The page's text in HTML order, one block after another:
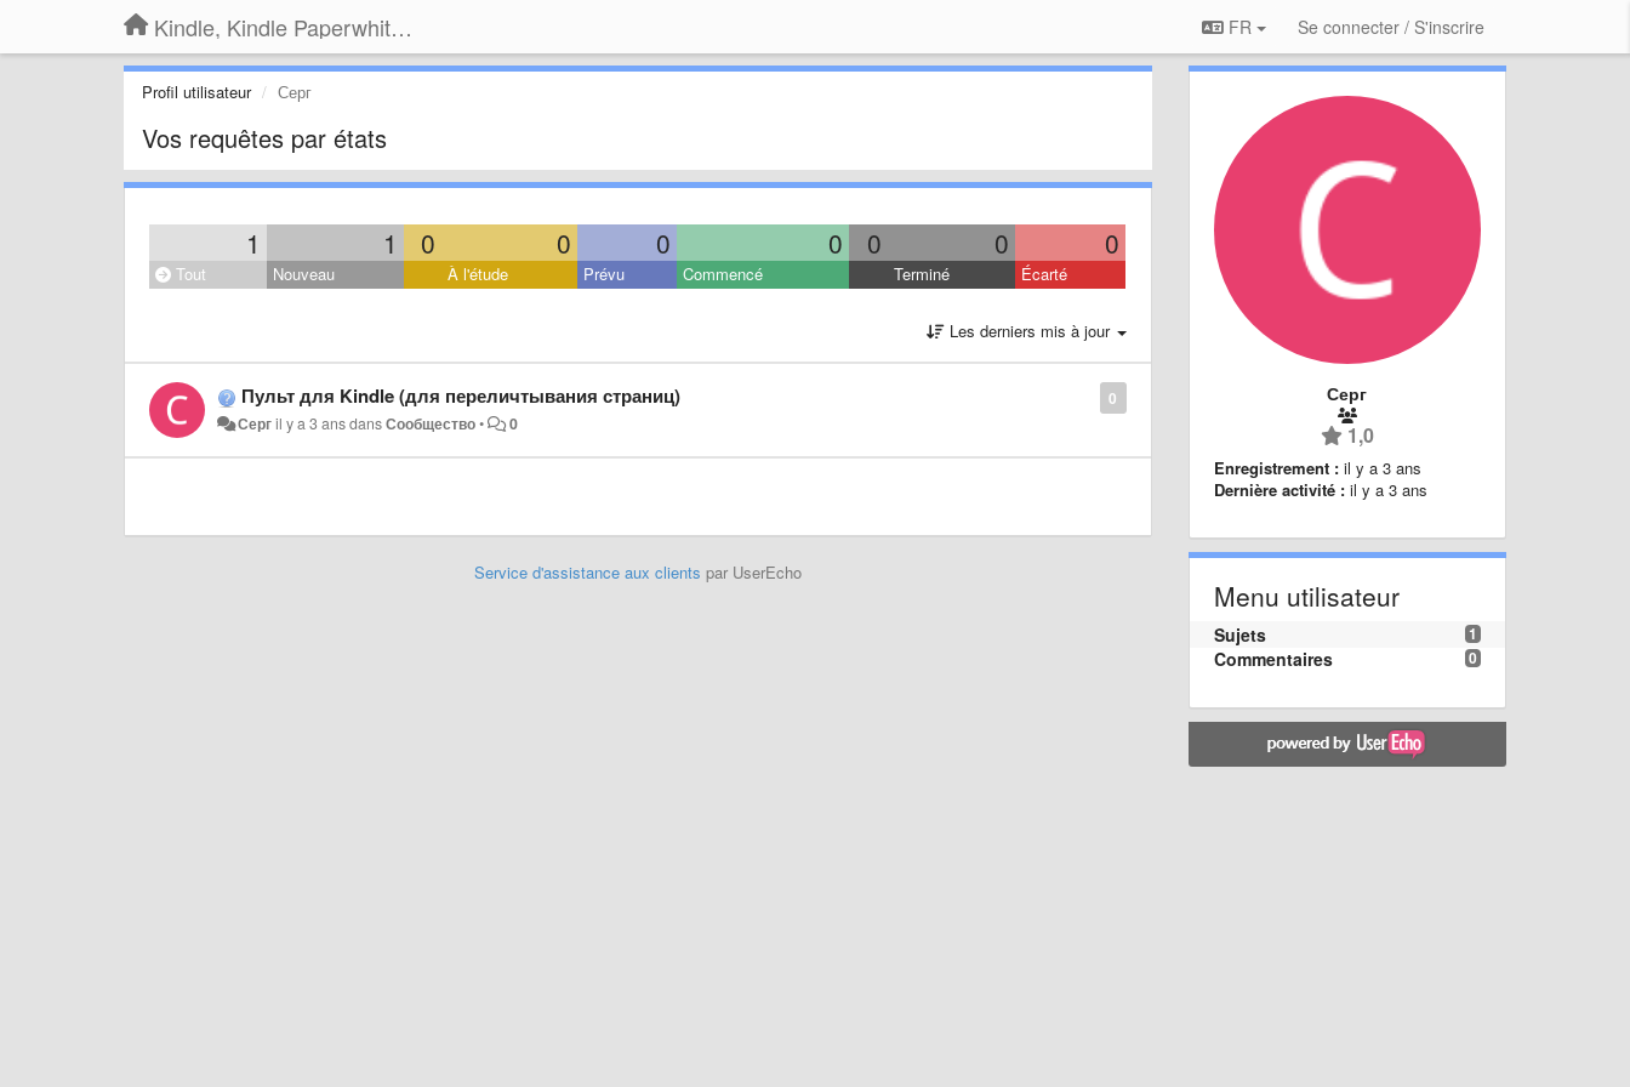
Kindle, Kindle Paperwhite, Kindle Voyage FR Se connecter / S'inscrire
Profil utilisateur Серг
Vos requêtes par états
1 1 0 0 0 0 0 0 0
Tout Nouveau À l'étude Prévu Commencé Terminé Écarté
Les derniers mis à jour
0
Пульт для Kindle (для переличтывания страниц)
Сергil y a 3 ansdansСообщество• 0
Service d'assistance aux clients par UserEcho
Серг
1,0
Enregistrement : il y a 3 ans
Dernière activité : il y a 3 ans
Menu utilisateur
1
Sujets
0
Commentaires